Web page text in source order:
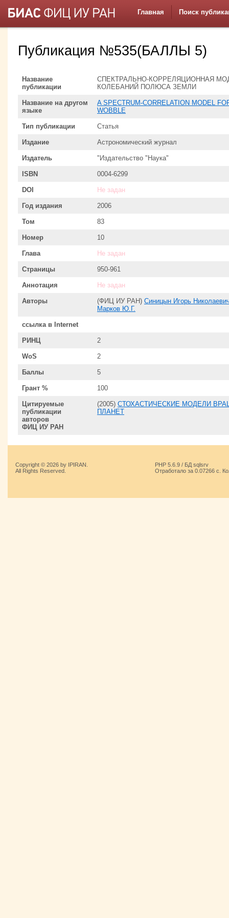
Главная Поиск
Публикация №535(БАЛЛЫ 5)
Название
публикации
СПЕКТРАЛЬНО-КОРРЕЛЯЦИОННАЯ
КОЛЕБАНИЙ ПОЛЮСА ЗЕМЛИ
Название на другом
языке
A SPECTRUM-CORRELATION MODEL
WOBBLE
Тип публикации Статья
Издание Астрономический журнал
Издатель "Издательство "Наука"
ISBN 0004-6299
DOI Не задан
Год издания 2006
Том 83
Номер 10
Глава Не задан
Страницы 950-961
Аннотация Не задан
Авторы (ФИЦ ИУ РАН) Синицын Игорь
Марков Ю.Г.
ссылка в Internet
РИНЦ 2
WoS 2
Баллы 5
Грант % 100
Цитируемые
публикации
авторов
ФИЦ ИУ РАН
(2005) СТОХАСТИЧЕСКИЕ МОДЕЛИ
ПЛАНЕТ
Copyright © 2026 by IPIRAN.
All Rights Reserved.
PHP 5.6.9 / БД sqlsrv
Отработало за 0.07266 с.